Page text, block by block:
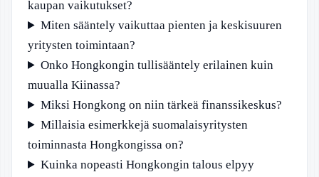
kaupan vaikutukset?
Miten sääntely vaikuttaa pienten ja keskisuuren
yritysten toimintaan?
Onko Hongkongin tullisääntely erilainen kuin
muualla Kiinassa?
Miksi Hongkong on niin tärkeä finanssikeskus?
Millaisia esimerkkejä suomalaisyritysten
toiminnasta Hongkongissa on?
Kuinka nopeasti Hongkongin talous elpyy